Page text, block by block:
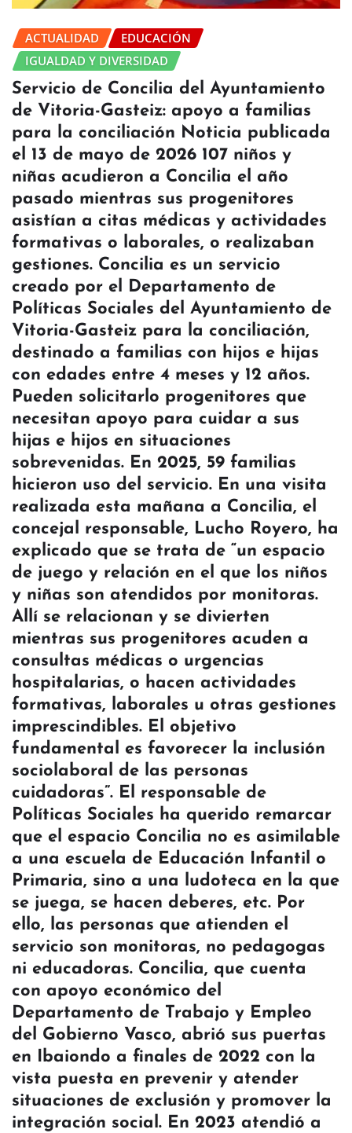
ACTUALIDAD
EDUCACIÓN
IGUALDAD Y DIVERSIDAD
Servicio de Concilia del Ayuntamiento
de Vitoria-Gasteiz: apoyo a familias
para la conciliación Noticia publicada
el 13 de mayo de 2026 107 niños y
niñas acudieron a Concilia el año
pasado mientras sus progenitores
asistían a citas médicas y actividades
formativas o laborales, o realizaban
gestiones. Concilia es un servicio
creado por el Departamento de
Políticas Sociales del Ayuntamiento de
Vitoria-Gasteiz para la conciliación,
destinado a familias con hijos e hijas
con edades entre 4 meses y 12 años.
Pueden solicitarlo progenitores que
necesitan apoyo para cuidar a sus
hijas e hijos en situaciones
sobrevenidas. En 2025, 59 familias
hicieron uso del servicio. En una visita
realizada esta mañana a Concilia, el
concejal responsable, Lucho Royero, ha
explicado que se trata de “un espacio
de juego y relación en el que los niños
y niñas son atendidos por monitoras.
Allí se relacionan y se divierten
mientras sus progenitores acuden a
consultas médicas o urgencias
hospitalarias, o hacen actividades
formativas, laborales u otras gestiones
imprescindibles. El objetivo
fundamental es favorecer la inclusión
sociolaboral de las personas
cuidadoras”. El responsable de
Políticas Sociales ha querido remarcar
que el espacio Concilia no es asimilable
a una escuela de Educación Infantil o
Primaria, sino a una ludoteca en la que
se juega, se hacen deberes, etc. Por
ello, las personas que atienden el
servicio son monitoras, no pedagogas
ni educadoras. Concilia, que cuenta
con apoyo económico del
Departamento de Trabajo y Empleo
del Gobierno Vasco, abrió sus puertas
en Ibaiondo a finales de 2022 con la
vista puesta en prevenir y atender
situaciones de exclusión y promover la
integración social. En 2023 atendió a